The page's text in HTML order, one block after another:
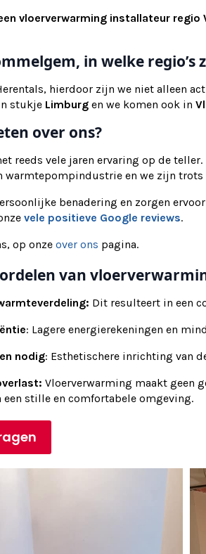
vloerverwarming installateur regio
in welke regio’s
hierdoor zijn we niet alleen
stukje Limburg en we komen ook in
over ons?
reeds vele jaren ervaring op de teller.
warmtepompindustrie en we zijn trots
benadering en zorgen
vele positieve Google reviews.
op onze over ons pagina.
van
Dit resulteert in een
: Lagere energierekeningen en
nodig: Esthetischere inrichting van
Vloerverwarming maakt geen
een stille en comfortabele omgeving.